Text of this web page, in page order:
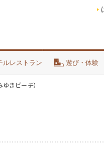
ルレストラン 遊び・体験
きビーチ）